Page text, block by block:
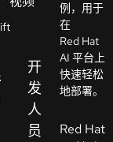
开
发
人
员
例，用于
在
Red Hat
AI 平台上
快速轻松
地部署。
Red Hat